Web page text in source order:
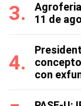
11 de
con